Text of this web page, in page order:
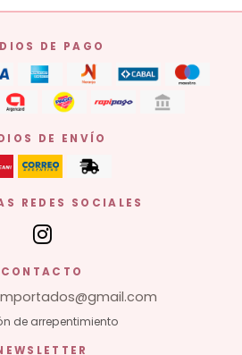
DE PAGO
DE ENVÍO
REDES SOCIALES
CONTACTO
de arrepentimiento